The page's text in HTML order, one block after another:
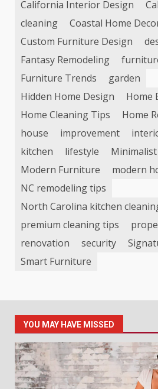
California Interior Design
cleaning
Coastal Home
Custom Furniture Design
Fantasy Remodeling
Furniture Trends
garden
Hidden Home Design
Home
Home Cleaning Tips
Home
house
improvement
kitchen
lifestyle
Modern Furniture
modern
NC remodeling tips
North Carolina kitchen
premium cleaning tips
renovation
security
Smart Furniture
YOU MAY HAVE MISSED